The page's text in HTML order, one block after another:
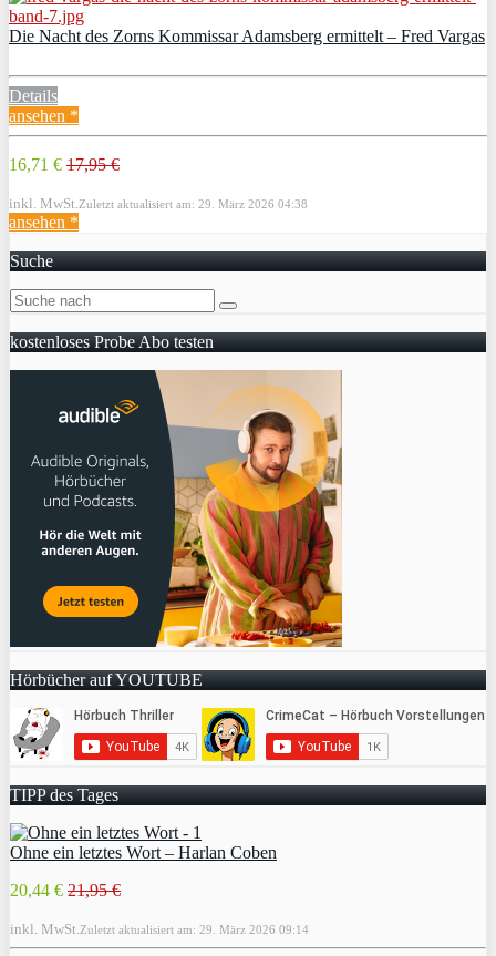
Die Nacht des Zorns Kommissar Adamsberg ermittelt – Fred Vargas
Details
ansehen *
16,71 € 17,95 €
inkl. MwSt. Zuletzt aktualisiert am: 29. März 2026 04:38
ansehen *
Suche
kostenloses Probe Abo testen
Hörbücher auf YOUTUBE
TIPP des Tages
Ohne ein letztes Wort – Harlan Coben
20,44 € 21,95 €
inkl. MwSt. Zuletzt aktualisiert am: 29. März 2026 09:14